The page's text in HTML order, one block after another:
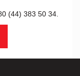
(44) 383 50 34.